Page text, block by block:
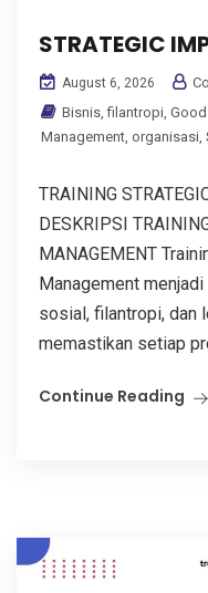
STRATEGIC
August 6, 2026
Bisnis,filantropi,
Management, organisasi,
TRAINING
DESKRIPSI
MANAGEMENT
Management
sosial, filantropi, dan
memastikan setiap
Continue Reading